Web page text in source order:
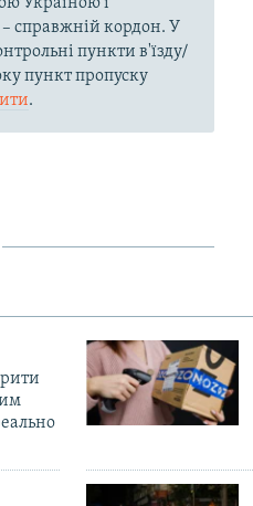
справжній кордон. У
пункти в'їзду/
пункт пропуску
.